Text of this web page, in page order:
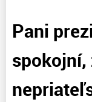
Pani
spokojní,